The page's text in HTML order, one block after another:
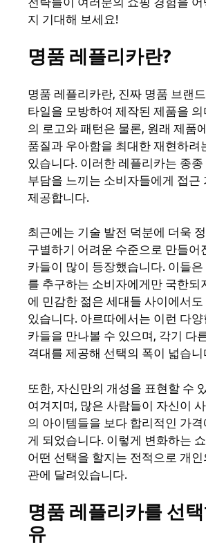
지 기대해 보세요!
명품 레플리카란?
명품 레플리카란, 진짜 명품 브랜
타일을 모방하여 제작된 제품을
의 로고와 패턴은 물론, 원래 제품
품질과 우아함을 최대한 재현하려
있습니다. 이러한 레플리카는 종
부담을 느끼는 소비자들에게 접근
제공합니다.
최근에는 기술 발전 덕분에 더욱
구별하기 어려운 수준으로 만들어
카들이 많이 등장했습니다. 이들은
를 추구하는 소비자에게만 국한되
에 민감한 젊은 세대들 사이에서도
있습니다. 아르따에서는 이런 다양
카들을 만나볼 수 있으며, 각기 다
격대를 제공해 선택의 폭이 넓습니
또한, 자신만의 개성을 표현할 수
여겨지며, 많은 사람들이 자신이
의 아이템들을 보다 합리적인 가격
게 되었습니다. 이렇게 변화하는
어떤 선택을 할지는 전적으로 개
관에 달려있습니다.
명품 레플리카를 선
유